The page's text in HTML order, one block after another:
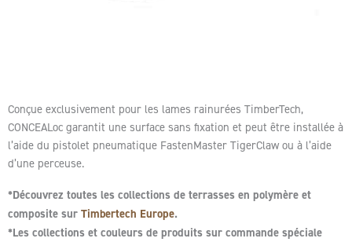
Conçue exclusivement pour les lames rainurées TimberTech,
CONCEALoc garantit une surface sans fixation et peut être installée à
l’aide du pistolet pneumatique FastenMaster TigerClaw ou à l’aide
d’une perceuse.
*Découvrez toutes les collections de terrasses en polymère et
composite sur Timbertech Europe.
*Les collections et couleurs de produits sur commande spéciale